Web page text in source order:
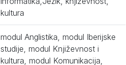
kultura
modul Anglistika, modul Iberijske
studije, modul Književnost i
kultura, modul Komunikacija,